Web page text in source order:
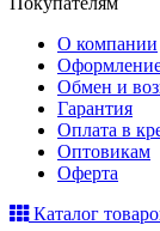
О компании
Оформление
Обмен и
Гарантия
Оплата в
Оптовикам
Оферта
Каталог